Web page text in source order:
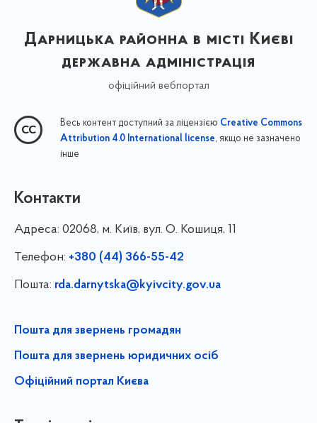
Дарницька районна в місті Києві
державна адміністрація
офіційний вебпортал
Весь контент доступний за ліцензією Creative Commons
Attribution 4.0 International license, якщо не зазначено
інше
Контакти
Адреса: 02068, м. Київ, вул. О. Кошиця, 11
Телефон: +380 (44) 366-55-42
Пошта: rda.darnytska@kyivcity.gov.ua
Пошта для звернень громадян
Пошта для звернень юридичних осіб
Офіційний портал Києва